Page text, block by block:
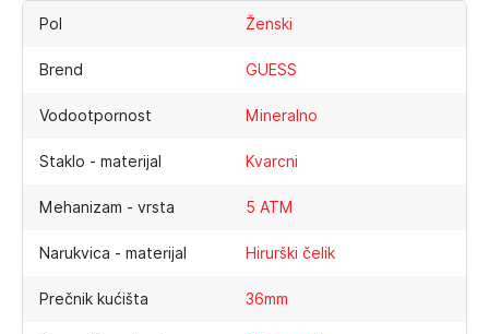
Pol Ženski
Brend GUESS
Vodootpornost Mineralno
Staklo - materijal Kvarcni
Mehanizam - vrsta 5 ATM
Narukvica - materijal Hirurški čelik
Prečnik kućišta 36mm